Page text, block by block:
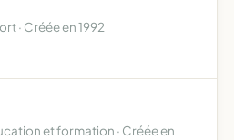
· Créée en 1992
et formation · Créée en